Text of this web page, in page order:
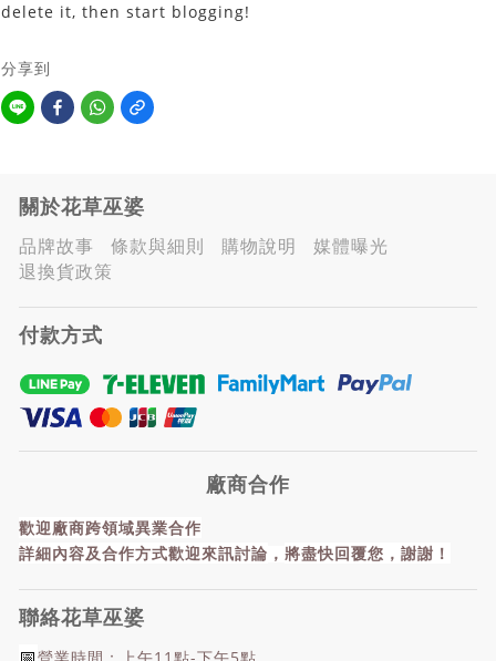
delete it, then start blogging!
分享到
關於花草巫婆
品牌故事 條款與細則 購物說明
媒體曝光
退換貨政策
付款方式
廠商合作
歡迎廠商跨領域異業合作
詳細內容及合作方式歡迎來訊討論 ， 將盡快回覆您，謝謝！
聯絡花草巫婆